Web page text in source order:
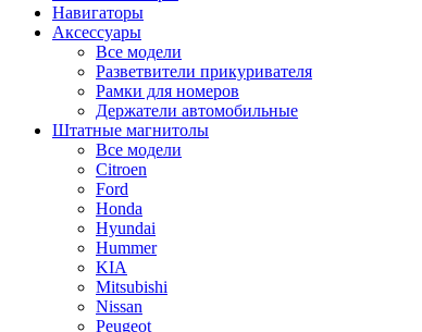
Навигаторы
Аксессуары
Все модели
Разветвители прикуривателя
Рамки для номеров
Держатели автомобильные
Штатные магнитолы
Все модели
Citroen
Ford
Honda
Hyundai
Hummer
KIA
Mitsubishi
Nissan
Peugeot